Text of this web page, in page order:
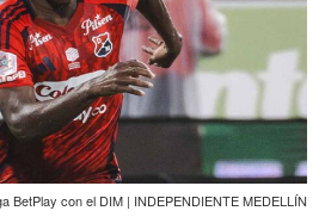
BetPlay con el DIM | INDEPENDIENTE MEDELLÍN